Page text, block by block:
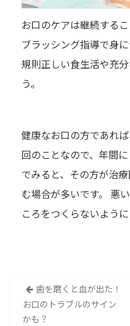
お口のケアは継続する
ブラッシング指導で身
規則正しい食生活や充
う。
健康なお口の方であれ
回のことなので、年間
でみると、その方が治
む場合が多いです。 悪
ころをつくらないように
⻭を磨くと血が出た！
お口のトラブルのサイン
かも？